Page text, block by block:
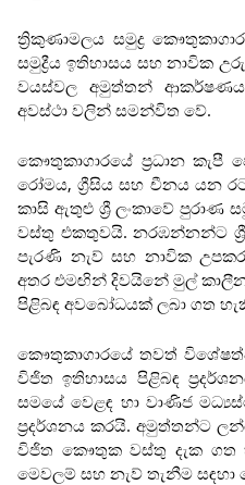
ත්‍රිකුණාමලය සමුද්‍ර
සමුද්‍රීය ඉතිහාසය සහ නාවික
වයස්වල අමුත්තන්
අවස්ථා වලින් සමන්විත වේ.
කෞතුකාගාරයේ ප්‍රධාන
රෝමය, ග්‍රීසිය සහ චීනය යන
කාසි ඇතුළු ශ්‍රී ලංකාවේ පුරාණ
වස්තු එකතුවයි. නරඹන්නන්ට
පැරණි නැව් සහ නාවික
අතර එමඟින් දිවයිනේ මුල්
පිළිබඳ අවබෝධයක් ලබා ගත
කෞතුකාගාරයේ තවත්
විජිත ඉතිහාසය පිළිබඳ
සමයේ වෙළඳ හා වාණිජ
ප්‍රදර්ශනය කරයි. අමුත්තන්ට
විජිත කෞතුක වස්තු දැක ගත
මෙවලම් සහ නැව් තැනීම